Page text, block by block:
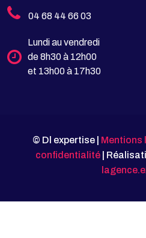
04 68 44 66 03
Lundi au vendredi
de 8h30 à 12h00
et 13h00 à 17h30
© Dl expertise | Mentions
confidentialité|